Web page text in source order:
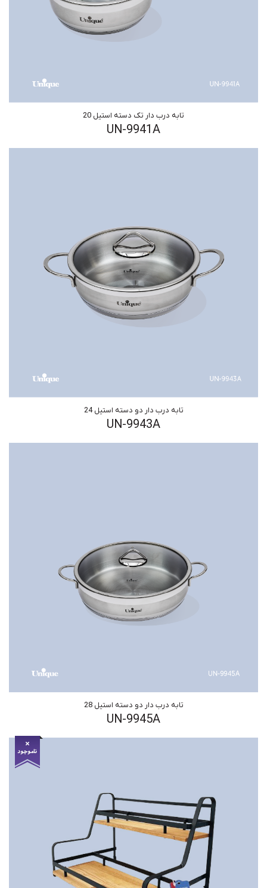
تابه درب دار تک دسته استیل 20
UN-9941A
تابه درب دار دو دسته استیل 24
UN-9943A
تابه درب دار دو دسته استیل 28
UN-9945A